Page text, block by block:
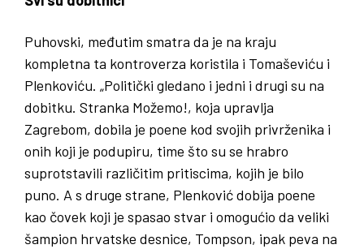
Puhovski, međutim smatra da je na kraju
kompletna ta kontroverza koristila i Tomaševiću i
Plenkoviću. „Politički gledano i jedni i drugi su na
dobitku. Stranka Možemo!, koja upravlja
Zagrebom, dobila je poene kod svojih privrženika i
onih koji je podupiru, time što su se hrabro
suprotstavili različitim pritiscima, kojih je bilo
puno. A s druge strane, Plenković dobija poene
kao čovek koji je spasao stvar i omogućio da veliki
šampion hrvatske desnice, Tompson, ipak peva na